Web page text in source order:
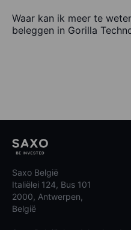
Waar kan ik meer te
beleggen in Gorilla
Saxo België
Italiëlei 124, Bus 101
2000, Antwerpen,
België